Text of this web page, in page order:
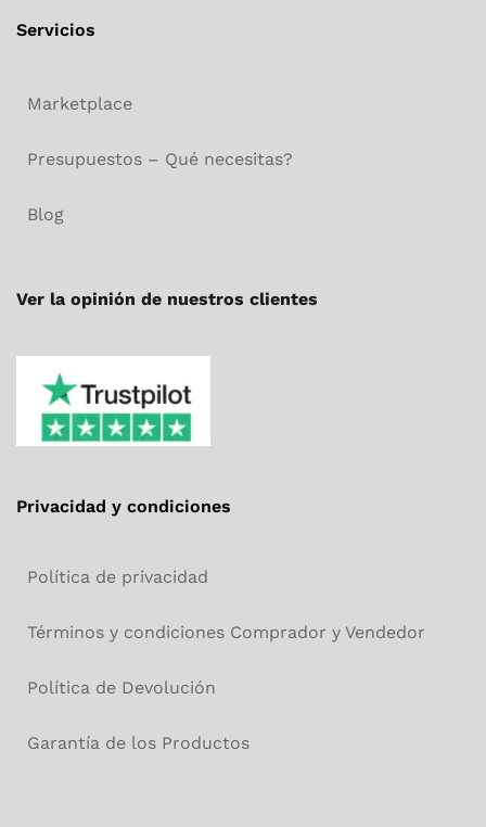
Servicios
Marketplace
Presupuestos – Qué necesitas?
Blog
Ver la opinión de nuestros clientes
Privacidad y condiciones
Política de privacidad
Términos y condiciones Comprador y Vendedor
Política de Devolución
Garantía de los Productos